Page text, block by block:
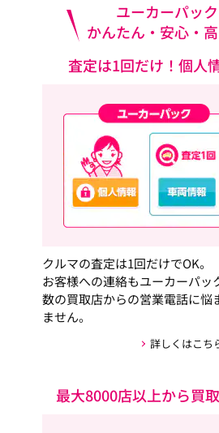
ユーカーパッ
かんたん・安心・
査定は1回だけ！個人
クルマの査定は1回だけでOK。
お客様への連絡もユーカーパッ
数の買取店からの営業電話に悩
ません。
詳しくはこち
最大8000店以上から買